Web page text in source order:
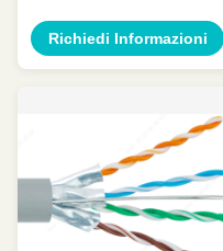
Richiedi Informazioni